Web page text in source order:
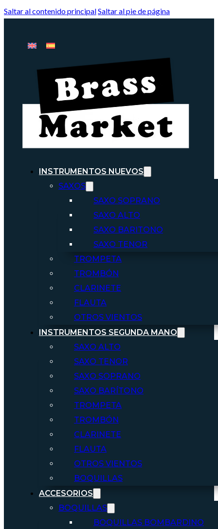
Saltar al contenido principalSaltar al pie de página
INSTRUMENTOS NUEVOS
SAXOS
SAXO SOPRANO
SAXO ALTO
SAXO BARITONO
SAXO TENOR
TROMPETA
TROMBÓN
CLARINETE
FLAUTA
OTROS VIENTOS
INSTRUMENTOS SEGUNDA MANO
SAXO ALTO
SAXO TENOR
SAXO SOPRANO
SAXO BARÍTONO
TROMPETA
TROMBÓN
CLARINETE
FLAUTA
OTROS VIENTOS
BOQUILLAS
ACCESORIOS
BOQUILLAS
BOQUILLAS BOMBARDINO